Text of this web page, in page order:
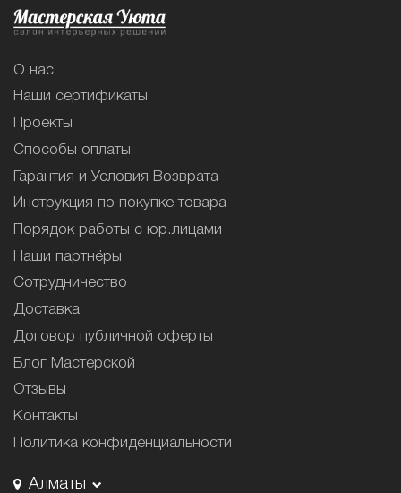
О нас
Наши сертификаты
Проекты
Способы оплаты
Гарантия и Условия Возврата
Инструкция по покупке товара
Порядок работы с юр.лицами
Наши партнёры
Сотрудничество
Доставка
Договор публичной оферты
Блог Мастерской
Отзывы
Контакты
Политика конфиденциальности
Алматы